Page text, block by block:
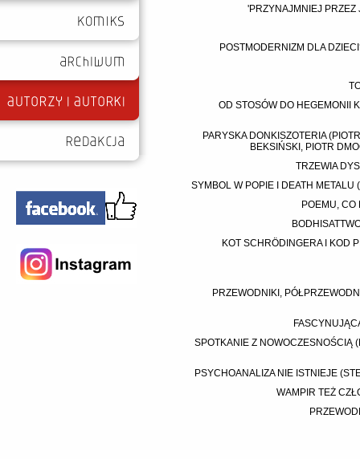
'PRZYNAJMNIEJ PRZEZ
POSTMODERNIZM DLA
OD STOSÓW DO HEGEMONII
PARYSKA DONKISZOTERIA
BEKSIŃSKI, PIOTR
TRZEWIA
SYMBOL W POPIE I DEATH METALU
POEMU, CO
KOT SCHRÖDINGERA I KOD
PRZEWODNIKI,
SPOTKANIE Z NOWOCZESNOŚCIĄ
PSYCHOANALIZA NIE ISTNIEJE
WAMPIR TEŻ